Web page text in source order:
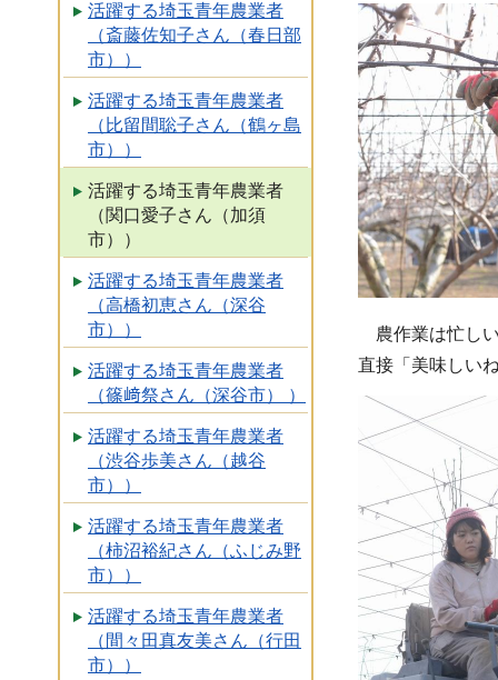
活躍する埼玉青年農業者
（斎藤佐知子さん（春日部
市））
活躍する埼玉青年農業者
（比留間聡子さん（鶴ヶ島
市））
活躍する埼玉青年農業者
（関口愛子さん（加須
市））
活躍する埼玉青年農業者
（高橋初恵さん（深谷
市））
活躍する埼玉青年農業者
（篠﨑祭さん（深谷市） ）
活躍する埼玉青年農業者
（渋谷歩美さん（越谷
市））
活躍する埼玉青年農業者
（柿沼裕紀さん（ふじみ野
市））
活躍する埼玉青年農業者
（間々田真友美さん（行田
市））
農作業は忙し
直接「美味しい